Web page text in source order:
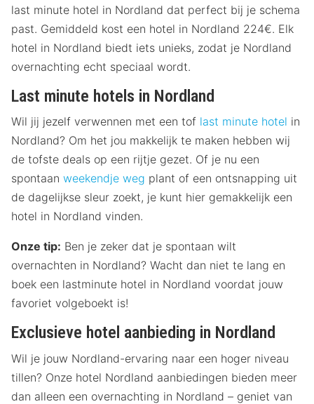
last minute hotel in Nordland dat perfect bij je schema
past. Gemiddeld kost een hotel in Nordland 224€. Elk
hotel in Nordland biedt iets unieks, zodat je Nordland
overnachting echt speciaal wordt.
Last minute hotels in Nordland
Wil jij jezelf verwennen met een tof last minute hotel in
Nordland? Om het jou makkelijk te maken hebben wij
de tofste deals op een rijtje gezet. Of je nu een
spontaan weekendje weg plant of een ontsnapping uit
de dagelijkse sleur zoekt, je kunt hier gemakkelijk een
hotel in Nordland vinden.
Onze tip: Ben je zeker dat je spontaan wilt
overnachten in Nordland? Wacht dan niet te lang en
boek een lastminute hotel in Nordland voordat jouw
favoriet volgeboekt is!
Exclusieve hotel aanbieding in Nordland
Wil je jouw Nordland-ervaring naar een hoger niveau
tillen? Onze hotel Nordland aanbiedingen bieden meer
dan alleen een overnachting in Nordland – geniet van